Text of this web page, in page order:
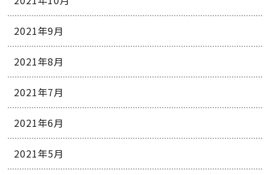
2021年9月
2021年8月
2021年7月
2021年6月
2021年5月